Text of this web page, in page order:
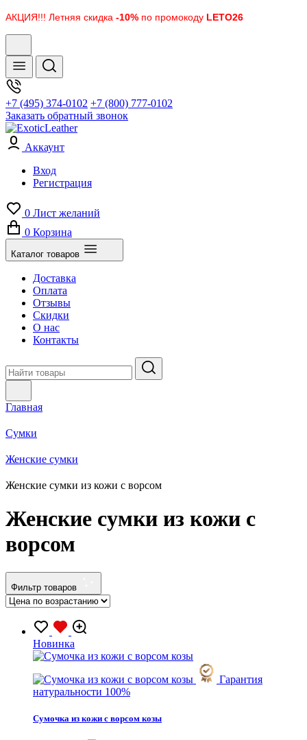
АКЦИЯ!!! Летняя скидка -10% по промокоду LETO26
+7 (495) 374-0102 +7 (800) 777-0102
Заказать обратный звонок
Аккаунт
Вход
Регистрация
0 Лист желаний
0 Корзина
Каталог товаров
Доставка
Оплата
Отзывы
Скидки
О нас
Контакты
Главная
Сумки
Женские сумки
Женские сумки из кожи с ворсом
Женские сумки из кожи с
ворсом
Фильтр товаров
Новинка
Гарантия
натуральности 100%
Сумочка из кожи с ворсом козы